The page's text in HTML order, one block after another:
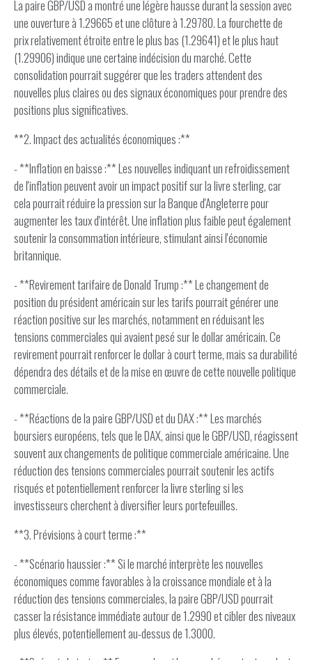
La paire GBP/USD a montré une légère hausse durant la session avec
une ouverture à 1.29665 et une clôture à 1.29780. La fourchette de
prix relativement étroite entre le plus bas (1.29641) et le plus haut
(1.29906) indique une certaine indécision du marché. Cette
consolidation pourrait suggérer que les traders attendent des
nouvelles plus claires ou des signaux économiques pour prendre des
positions plus significatives.
**2. Impact des actualités économiques :**
- **Inflation en baisse :** Les nouvelles indiquant un refroidissement
de l'inflation peuvent avoir un impact positif sur la livre sterling, car
cela pourrait réduire la pression sur la Banque d'Angleterre pour
augmenter les taux d'intérêt. Une inflation plus faible peut également
soutenir la consommation intérieure, stimulant ainsi l'économie
britannique.
- **Revirement tarifaire de Donald Trump :** Le changement de
position du président américain sur les tarifs pourrait générer une
réaction positive sur les marchés, notamment en réduisant les
tensions commerciales qui avaient pesé sur le dollar américain. Ce
revirement pourrait renforcer le dollar à court terme, mais sa durabilité
dépendra des détails et de la mise en œuvre de cette nouvelle politique
commerciale.
- **Réactions de la paire GBP/USD et du DAX :** Les marchés
boursiers européens, tels que le DAX, ainsi que le GBP/USD, réagissent
souvent aux changements de politique commerciale américaine. Une
réduction des tensions commerciales pourrait soutenir les actifs
risqués et potentiellement renforcer la livre sterling si les
investisseurs cherchent à diversifier leurs portefeuilles.
**3. Prévisions à court terme :**
- **Scénario haussier :** Si le marché interprète les nouvelles
économiques comme favorables à la croissance mondiale et à la
réduction des tensions commerciales, la paire GBP/USD pourrait
casser la résistance immédiate autour de 1.2990 et cibler des niveaux
plus élevés, potentiellement au-dessus de 1.3000.